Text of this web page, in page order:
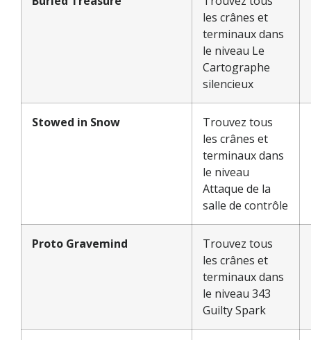
les crânes et
terminaux dans
le niveau Le
Cartographe
silencieux
Stowed in Snow
Trouvez tous
les crânes et
terminaux dans
le niveau
Attaque de la
salle de contrôle
Proto Gravemind
Trouvez tous
les crânes et
terminaux dans
le niveau 343
Guilty Spark